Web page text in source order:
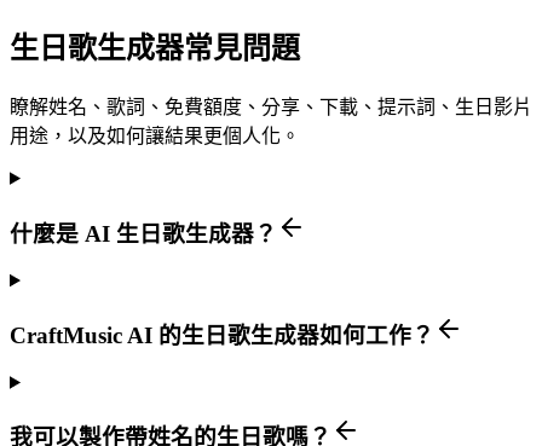
生日歌生成器常見問題
瞭解姓名、歌詞、免費額度、分享、下載、提示詞、生日影片
用途，以及如何讓結果更個人化。
什麼是 AI 生日歌生成器？
CraftMusic AI 的生日歌生成器如何工作？
我可以製作帶姓名的生日歌嗎？